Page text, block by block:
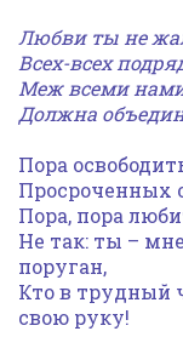
Любви ты не
Всех-всех
Меж всеми нами
Должна
Пора
Просроченных
Пора, пора
Не так: ты –
поруган,
Кто в трудный
свою руку!